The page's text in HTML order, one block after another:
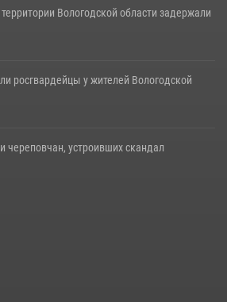
Вологодской области задержали
росгвардейцы у жителей Вологодской
череповчан, устроивших скандал